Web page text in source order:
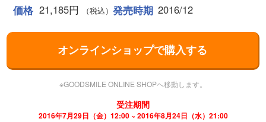
価格 21,185円 （税込） 発売時期 2016/12
オンラインショップで購入する
※GOODSMILE ONLINE SHOPへ移動します。
受注期間
2016年7月29日（金）12:00 ~ 2016年8月24日（水）21:00